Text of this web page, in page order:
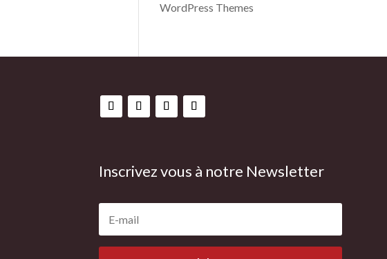
WordPress Themes
Inscrivez vous à notre Newsletter